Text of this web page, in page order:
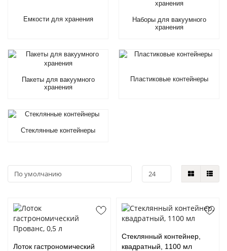
Емкости для хранения
Наборы для вакуумного
хранения
Пакеты для вакуумного
хранения
Пластиковые контейнеры
Стеклянные контейнеры
Лоток гастрономический
Стеклянный контейнер,
квадратный, 1100 мл